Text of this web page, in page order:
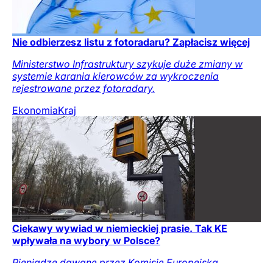
Nie odbierzesz listu z fotoradaru? Zapłacisz więcej
Ministerstwo Infrastruktury szykuje duże zmiany w
systemie karania kierowców za wykroczenia
rejestrowane przez fotoradary.
EkonomiaKraj
Ciekawy wywiad w niemieckiej prasie. Tak KE
wpływała na wybory w Polsce?